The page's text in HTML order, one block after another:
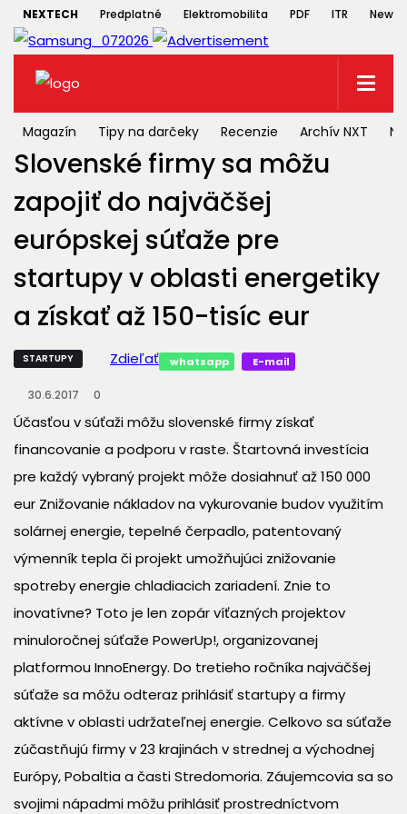
NEXTECH Predplatné Elektromobilita PDF ITR
Magazín Tipy na darčeky Recenzie Archív NXT
Slovenské firmy sa môžu
zapojiť do najväčšej
európskej súťaže pre
startupy v oblasti energetiky
a získať až 150-tisíc eur
STARTUPY Zdieľať whatsapp E-mail
30.6.2017 0
Účasťou v súťaži môžu slovenské firmy získať
financovanie a podporu v raste. Štartovná investícia
pre každý vybraný projekt môže dosiahnuť až 150 000
eur Znižovanie nákladov na vykurovanie budov využitím
solárnej energie, tepelné čerpadlo, patentovaný
výmenník tepla či projekt umožňujúci znižovanie
spotreby energie chladiacich zariadení. Znie to
inovatívne? Toto je len zopár víťazných projektov
minuloročnej súťaže PowerUp!, organizovanej
platformou InnoEnergy. Do tretieho ročníka najväčšej
súťaže sa môžu odteraz prihlásiť startupy a firmy
aktívne v oblasti udržateľnej energie. Celkovo sa súťaže
zúčastňujú firmy v 23 krajinách v strednej a východnej
Európy, Pobaltia a časti Stredomoria. Záujemcovia sa so
svojimi nápadmi môžu prihlásiť prostredníctvom